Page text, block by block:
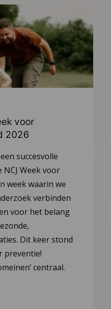
voor
2026
succesvolle
Week voor
week waarin we
verbinden
voor het belang
Dit keer stond
preventie!
centraal.